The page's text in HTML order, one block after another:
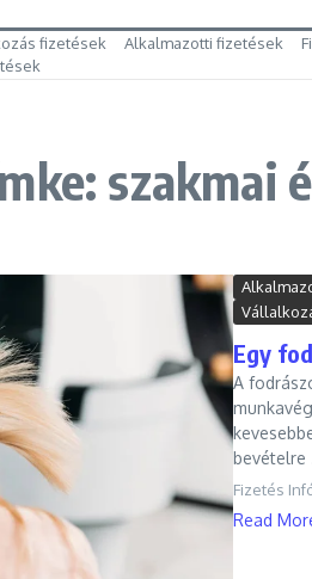
fizetések Alkalmazotti fizetések
szakmai
Egy
A
bevételre
Fizetés
Read